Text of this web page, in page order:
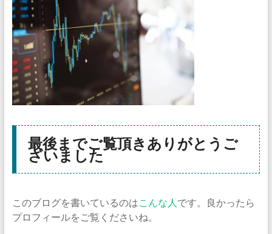
最後までご覧頂きありがとうご
ざいました
このブログを書いているのはこんな人 です。良かったら
プロフィールをご覧くださいね。